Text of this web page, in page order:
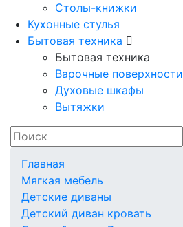
Столы-книжки
Кухонные стулья
Бытовая техника
Бытовая техника
Варочные поверхности
Духовые шкафы
Вытяжки
Главная
Мягкая мебель
Детские диваны
Детский диван кровать